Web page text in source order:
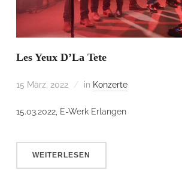
Les Yeux D’La Tete
15 März, 2022 in Konzerte
15.03.2022, E-Werk Erlangen
WEITERLESEN